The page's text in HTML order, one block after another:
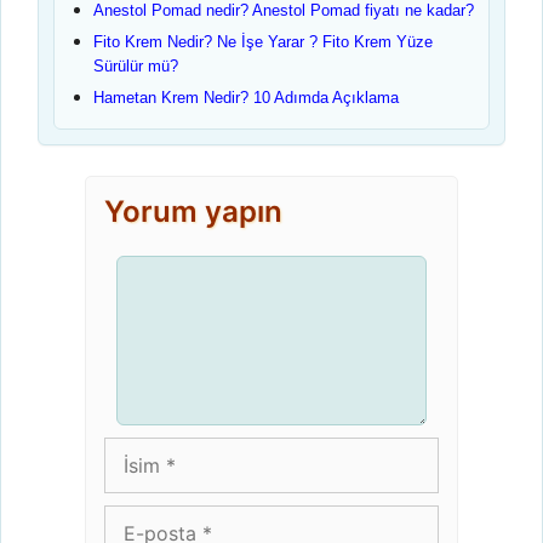
Anestol Pomad nedir? Anestol Pomad fiyatı ne kadar?
Fito Krem Nedir? Ne İşe Yarar ? Fito Krem Yüze
Sürülür mü?
Hametan Krem Nedir? 10 Adımda Açıklama
Yorum yapın
İsim